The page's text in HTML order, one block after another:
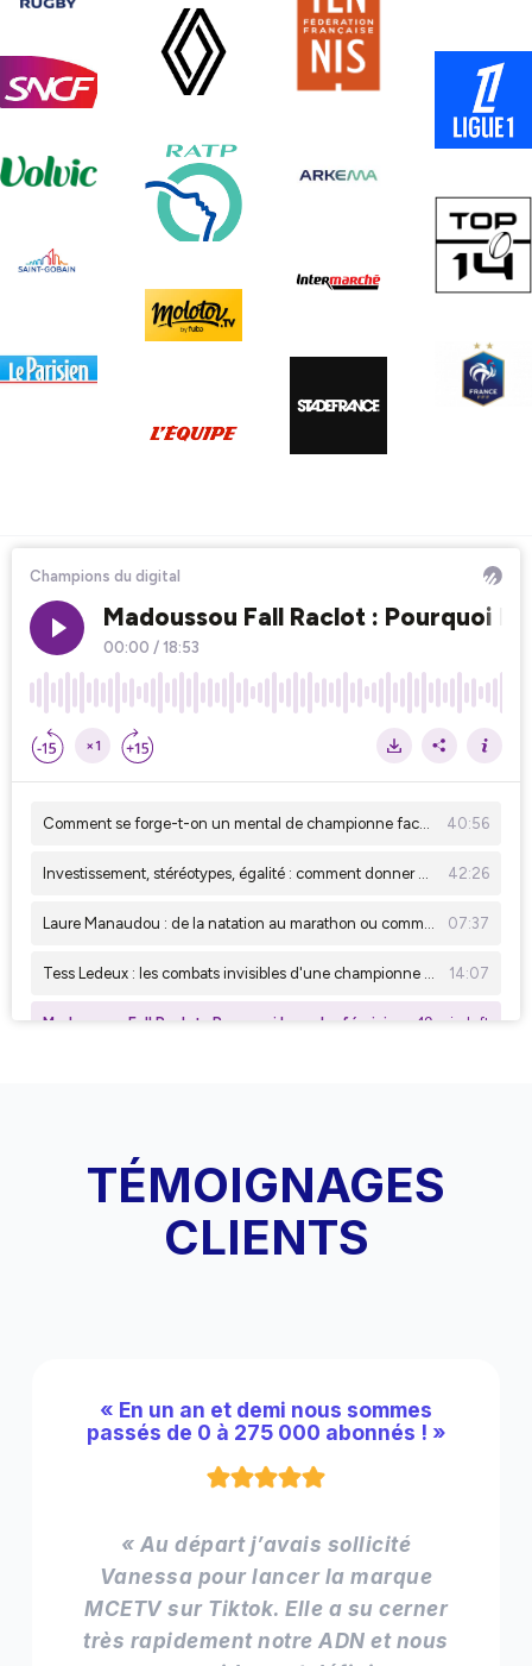
TÉMOIGNAGES
CLIENTS
« En un an et demi nous sommes
passés de 0 à 275 000 abonnés ! »
« Au départ j’avais sollicité
Vanessa pour lancer la marque
MCETV sur Tiktok. Elle a su cerner
très rapidement notre ADN et nous